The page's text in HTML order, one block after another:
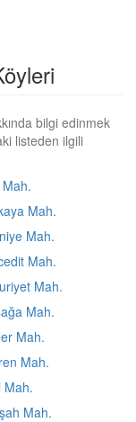
bilgi edinmek
listeden ilgili
Mah.
Mah.
Mah.
Mah.
Mah.
Mah.
Mah.
Mah.
Mah.
Mah.